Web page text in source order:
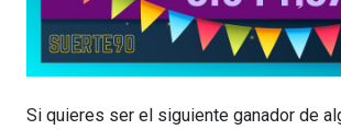
Si quieres ser el siguiente ganador de